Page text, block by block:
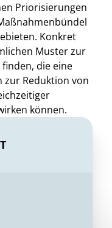
Priorisierungen
Konkret
Muster zur
die eine
Reduktion von
können.